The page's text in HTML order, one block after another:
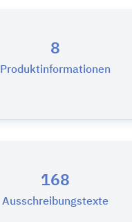
8
Produktinformationen
168
Ausschreibungstexte